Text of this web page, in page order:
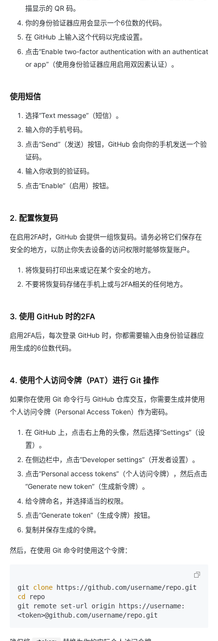
描显示的 QR 码。
你的身份验证器应用会显示一个6位数的代码。
在 GitHub 上输入这个代码以完成设置。
点击“Enable two-factor authentication with an authenticat
or app”（使用身份验证器应用启用双因素认证）。
使用短信
选择“Text message”（短信）。
输入你的手机号码。
点击“Send”（发送）按钮，GitHub 会向你的手机发送一个验
证码。
输入你收到的验证码。
点击“Enable”（启用）按钮。
2. 配置恢复码
在启用2FA时，GitHub 会提供一组恢复码。请务必将它们保存在
安全的地方，以防止你失去设备的访问权限时能够恢复账户。
将恢复码打印出来或记在某个安全的地方。
不要将恢复码存储在手机上或与2FA相关的任何地方。
3. 使用 GitHub 时的2FA
启用2FA后，每次登录 GitHub 时，你都需要输入由身份验证器应
用生成的6位数代码。
4. 使用个人访问令牌（PAT）进行 Git 操作
如果你在使用 Git 命令行与 GitHub 仓库交互，你需要生成并使用
个人访问令牌（Personal Access Token）作为密码。
在 GitHub 上，点击右上角的头像，然后选择“Settings”（设
置）。
在侧边栏中，点击“Developer settings”（开发者设置）。
点击“Personal access tokens”（个人访问令牌），然后点击
“Generate new token”（生成新令牌）。
给令牌命名，并选择适当的权限。
点击“Generate token”（生成令牌）按钮。
复制并保存生成的令牌。
然后，在使用 Git 命令时使用这个令牌：
git clone
cd repo
git remote set-url origin https://username: